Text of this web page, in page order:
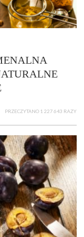
PRZECZYTANO 1 227 643 RAZY